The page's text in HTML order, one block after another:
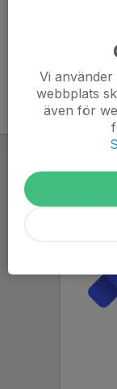
Vi
webbplats
även för